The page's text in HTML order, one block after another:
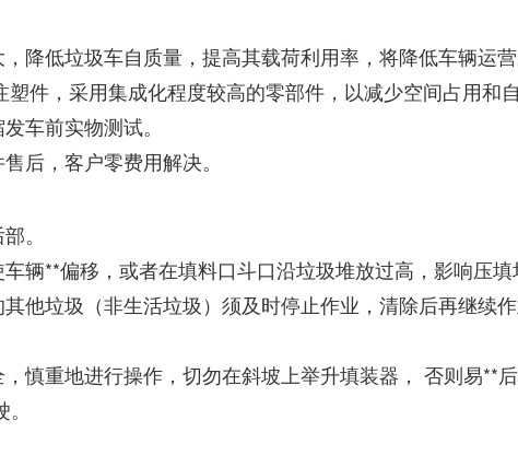
降低垃圾车自质量，提高其载荷利用率，将降低车辆运
件，采用集成化程度较高的零部件，以减少空间占用和
车前实物测试。
后，客户零费用解决。
。
辆**偏移，或者在填料口斗口沿垃圾堆放过高，影响压填
他垃圾（非生活垃圾）须及时停止作业，清除后再继续
慎重地进行操作，切勿在斜坡上举升填装器， 否则易**后